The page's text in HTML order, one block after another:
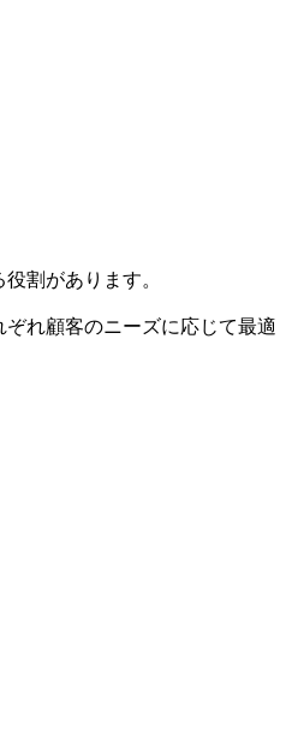
割があります。
れ顧客のニーズに応じて最適